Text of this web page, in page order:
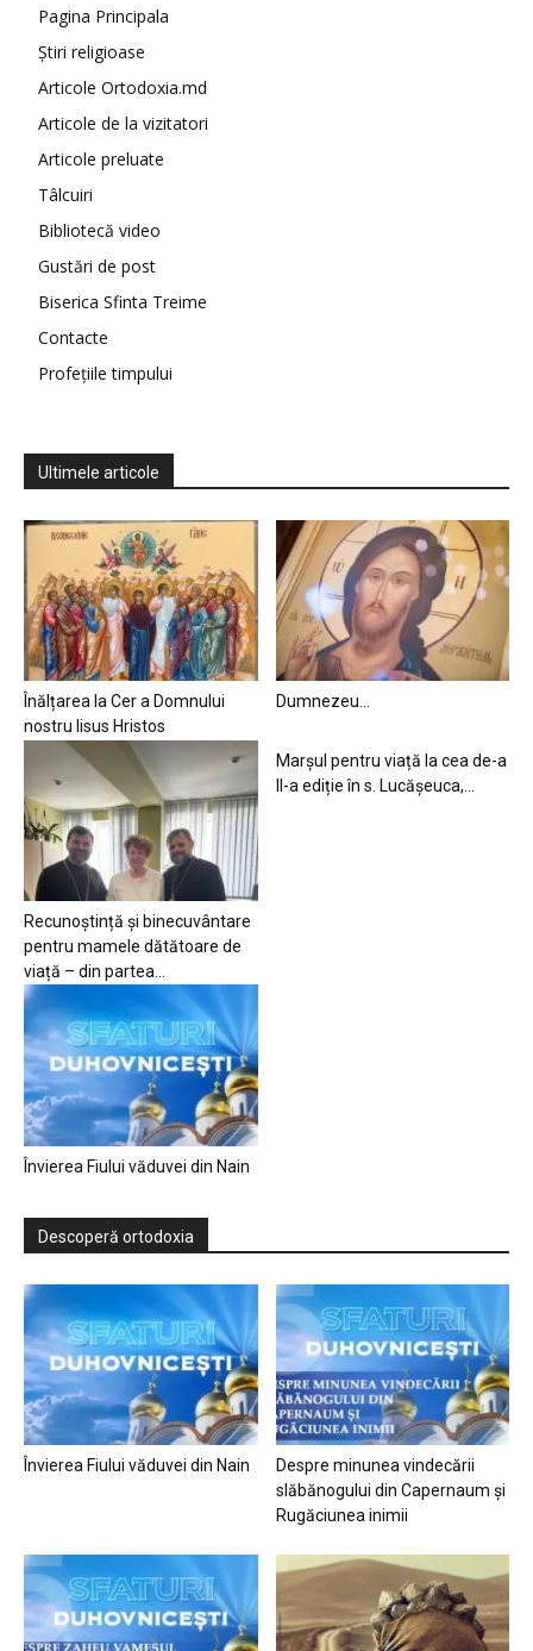
Pagina Principala
Știri religioase
Articole Ortodoxia.md
Articole de la vizitatori
Articole preluate
Tâlcuiri
Bibliotecă video
Gustări de post
Biserica Sfinta Treime
Contacte
Profețiile timpului
Ultimele articole
Înălțarea la Cer a Domnului
nostru Iisus Hristos
Dumnezeu…
Recunoștință și binecuvântare
pentru mamele dătătoare de
viață – din partea...
Marșul pentru viață la cea de-a
II-a ediție în s. Lucășeuca,...
Învierea Fiului văduvei din Nain
Descoperă ortodoxia
Învierea Fiului văduvei din Nain
Despre minunea vindecării
slăbănogului din Capernaum și
Rugăciunea inimii